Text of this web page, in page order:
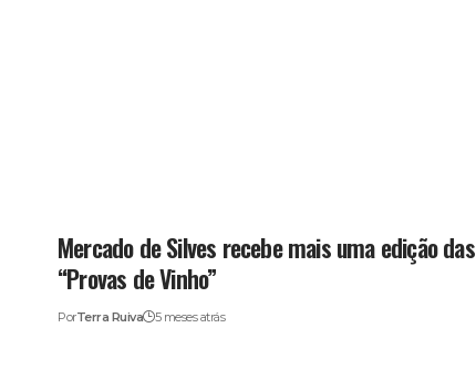
Mercado de Silves recebe mais uma edição das
“Provas de Vinho”
PorTerra Ruiva 5 meses atrás